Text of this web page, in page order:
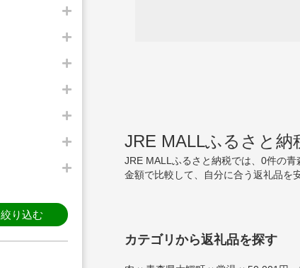
絞り込む
JRE MALLふるさと納
JRE MALLふるさと納税では、0件の
金額で比較して、自分に合う返礼品を
カテゴリから返礼品を探す